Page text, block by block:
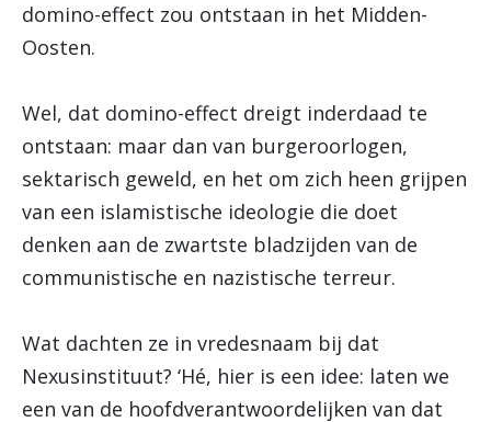
domino-effect zou ontstaan in het Midden-
Oosten.
Wel, dat domino-effect dreigt inderdaad te
ontstaan: maar dan van burgeroorlogen,
sektarisch geweld, en het om zich heen grijpen
van een islamistische ideologie die doet
denken aan de zwartste bladzijden van de
communistische en nazistische terreur.
Wat dachten ze in vredesnaam bij dat
Nexusinstituut? ‘Hé, hier is een idee: laten we
een van de hoofdverantwoordelijken van dat